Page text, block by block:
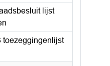
lijst
toezeggingenlijst